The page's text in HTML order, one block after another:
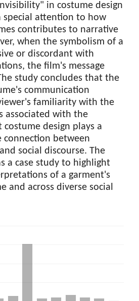
in costume design
special attention to how
contributes to narrative
when the symbolism of a
or discordant with
the film's message
study concludes that the
communication
familiarity with the
associated with the
design plays a
connection between
social discourse. The
a case study to highlight
of a garment's
and across diverse social